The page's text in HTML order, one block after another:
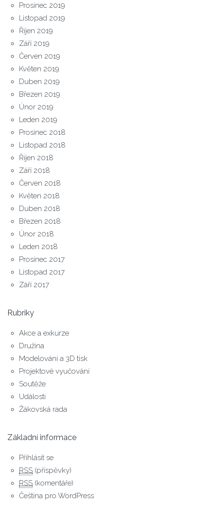
Prosinec 2019
Listopad 2019
Říjen 2019
Září 2019
Červen 2019
Květen 2019
Duben 2019
Březen 2019
Únor 2019
Leden 2019
Prosinec 2018
Listopad 2018
Říjen 2018
Září 2018
Červen 2018
Květen 2018
Duben 2018
Březen 2018
Únor 2018
Leden 2018
Prosinec 2017
Listopad 2017
Září 2017
Rubriky
Akce a exkurze
Družina
Modelování a 3D tisk
Projektové vyučování
Soutěže
Události
Žákovská rada
Základní informace
Přihlásit se
RSS (příspěvky)
RSS (komentáře)
Čeština pro WordPress